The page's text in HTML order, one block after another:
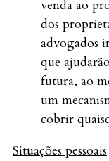
venda ao
dos
advogados
que
futura, ao
um
cobrir
Situações pessoais